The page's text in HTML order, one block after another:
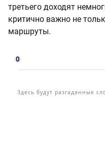
третьего доходят
критично важно не
маршруты.
0
Здесь будут разгаданные